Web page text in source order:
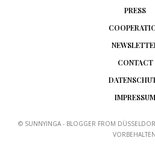
PRESS
CONTACT
IMPRESSUM
© SUNNYINGA - BLOGGER FROM